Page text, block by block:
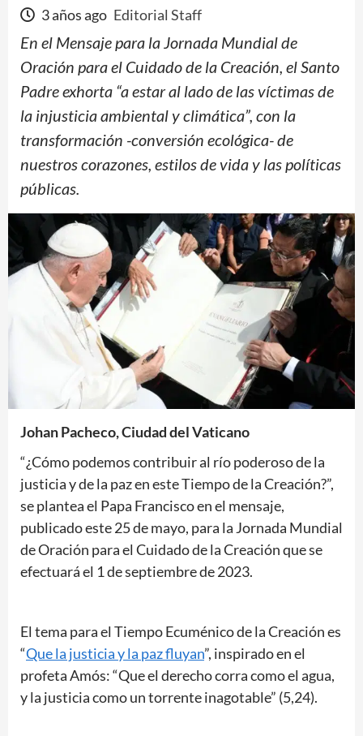
3 años ago Editorial Staff
En el Mensaje para la Jornada Mundial de
Oración para el Cuidado de la Creación, el Santo
Padre exhorta “a estar al lado de las víctimas de
la injusticia ambiental y climática”, con la
transformación -conversión ecológica- de
nuestros corazones, estilos de vida y las políticas
públicas.
Johan Pacheco, Ciudad del Vaticano
“¿Cómo podemos contribuir al río poderoso de la
justicia y de la paz en este Tiempo de la Creación?”,
se plantea el Papa Francisco en el mensaje,
publicado este 25 de mayo, para la Jornada Mundial
de Oración para el Cuidado de la Creación que se
efectuará el 1 de septiembre de 2023.
El tema para el Tiempo Ecuménico de la Creación es
“Que la justicia y la paz fluyan”, inspirado en el
profeta Amós: “Que el derecho corra como el agua,
y la justicia como un torrente inagotable” (5,24).